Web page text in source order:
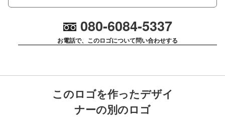
080-6084-5337
お電話で、このロゴについて問い合わせする
このロゴを作ったデザイ
ナーの別のロゴ